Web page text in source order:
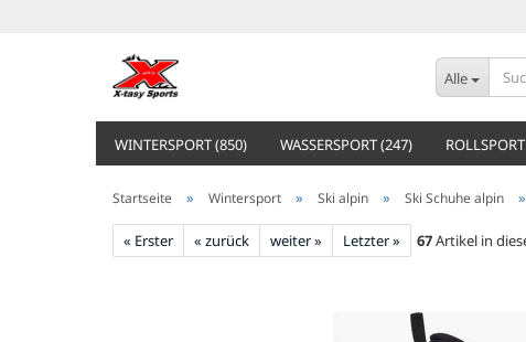
Alle
WINTERSPORT (850) WASSERSPORT (247)
Startseite » Wintersport » Ski alpin » Ski Schuhe alpin »
« Erster « zurück weiter » Letzter » 67Artikel in